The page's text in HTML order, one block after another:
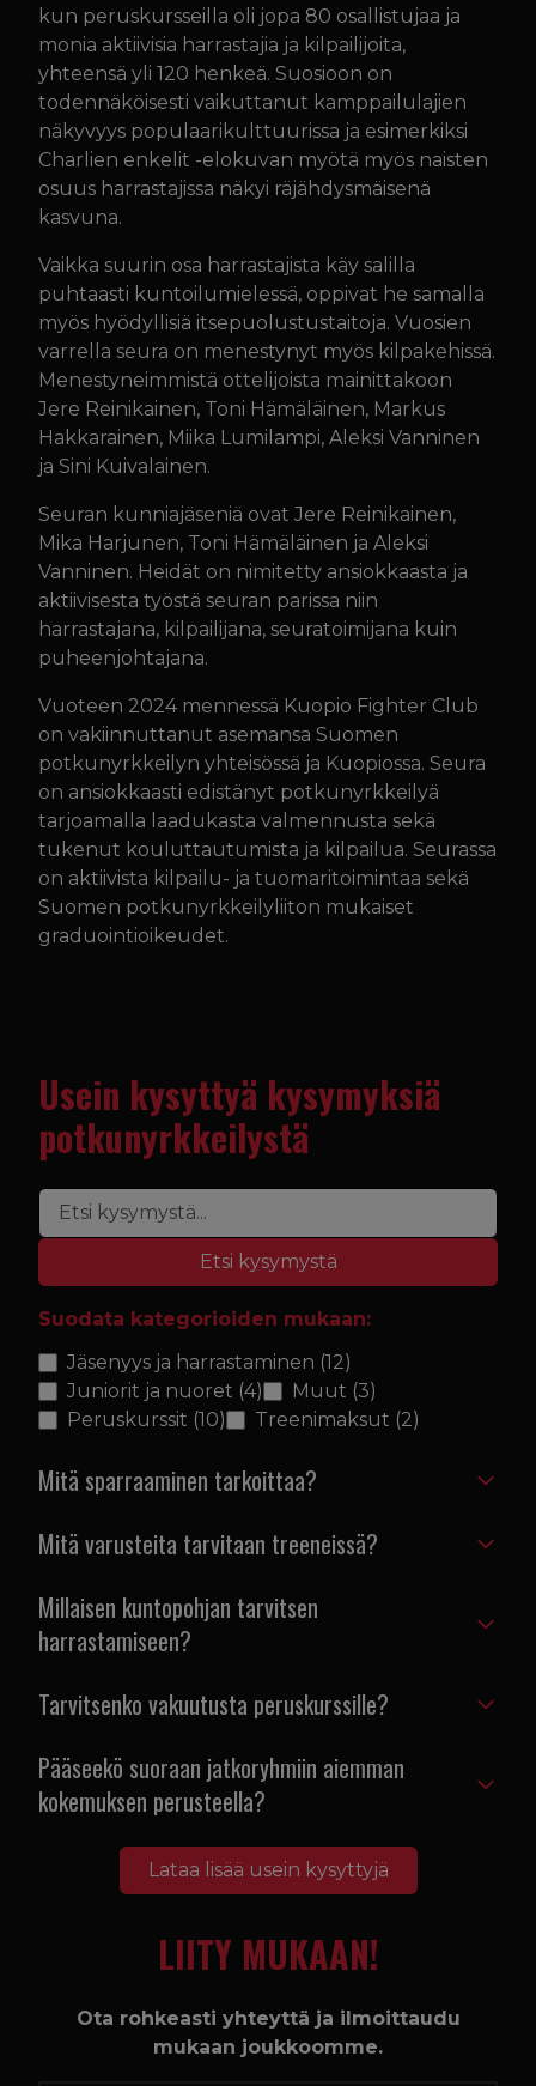
kun peruskursseilla oli jopa 80 osallistujaa ja
monia aktiivisia harrastajia ja kilpailijoita,
yhteensä yli 120 henkeä. Suosioon on
todennäköisesti vaikuttanut kamppailulajien
näkyvyys populaarikulttuurissa ja esimerkiksi
Charlien enkelit -elokuvan myötä myös naisten
osuus harrastajissa näkyi räjähdysmäisenä
kasvuna.
Vaikka suurin osa harrastajista käy salilla
puhtaasti kuntoilumielessä, oppivat he samalla
myös hyödyllisiä itsepuolustustaitoja. Vuosien
varrella seura on menestynyt myös kilpakehissä.
Menestyneimmistä ottelijoista mainittakoon
Jere Reinikainen, Toni Hämäläinen, Markus
Hakkarainen, Miika Lumilampi, Aleksi Vanninen
ja Sini Kuivalainen.
Seuran kunniajäseniä ovat Jere Reinikainen,
Mika Harjunen, Toni Hämäläinen ja Aleksi
Vanninen. Heidät on nimitetty ansiokkaasta ja
aktiivisesta työstä seuran parissa niin
harrastajana, kilpailijana, seuratoimijana kuin
puheenjohtajana.
Vuoteen 2024 mennessä Kuopio Fighter Club
on vakiinnuttanut asemansa Suomen
potkunyrkkeilyn yhteisössä ja Kuopiossa. Seura
on ansiokkaasti edistänyt potkunyrkkeilyä
tarjoamalla laadukasta valmennusta sekä
tukenut kouluttautumista ja kilpailua. Seurassa
on aktiivista kilpailu- ja tuomaritoimintaa sekä
Suomen potkunyrkkeilyliiton mukaiset
graduointioikeudet.
Usein kysyttyä kysymyksiä
potkunyrkkeilystä
Etsi kysymystä
Suodata kategorioiden mukaan:
Jäsenyys ja harrastaminen (12)
Juniorit ja nuoret (4) Muut (3)
Peruskurssit (10) Treenimaksut (2)
Mitä sparraaminen tarkoittaa?
Mitä varusteita tarvitaan treeneissä?
Millaisen kuntopohjan tarvitsen
harrastamiseen?
Tarvitsenko vakuutusta peruskurssille?
Pääseekö suoraan jatkoryhmiin aiemman
kokemuksen perusteella?
Lataa lisää usein kysyttyjä
LIITY MUKAAN!
Ota rohkeasti yhteyttä ja ilmoittaudu
mukaan joukkoomme.